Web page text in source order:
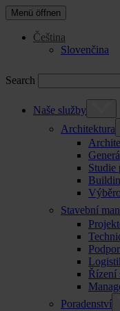
Menü öffnen
Čeština
Slovenčina
Search
Naše služby
Architektura
Studie
Stavební
Řízení
Poradenství